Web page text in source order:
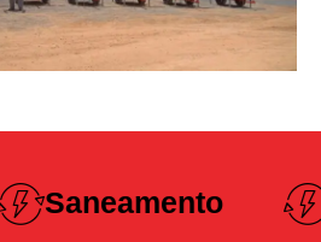
Construção
Pesada